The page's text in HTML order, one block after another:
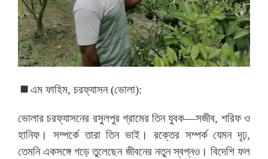
এম ফাহিম, চরফ্যাসন (ভোলা):
ভোলার চরফ্যাসনের রসুলপুর গ্রামের তিন যুবক—সজীব, শরিফ ও
হানিফ। সম্পর্কে তারা তিন ভাই। রক্তের সম্পর্ক যেমন দৃঢ়,
তেমনি একসঙ্গে গড়ে তুলেছেন জীবনের নতুন স্বপ্নও। বিদেশি ফল